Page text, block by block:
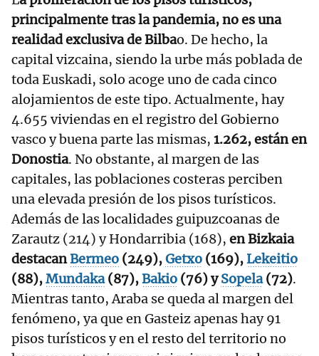
principalmente tras la pandemia, no es una
realidad exclusiva de Bilbao. De hecho, la
capital vizcaina, siendo la urbe más poblada de
toda Euskadi, solo acoge uno de cada cinco
alojamientos de este tipo. Actualmente, hay
4.655 viviendas en el registro del Gobierno
vasco y buena parte las mismas, 1.262, están en
Donostia. No obstante, al margen de las
capitales, las poblaciones costeras perciben
una elevada presión de los pisos turísticos.
Además de las localidades guipuzcoanas de
Zarautz (214) y Hondarribia (168), en Bizkaia
destacanBermeo (249),Getxo (169),Lekeitio
(88),Mundaka(87),Bakio (76) ySopela(72).
Mientras tanto, Araba se queda al margen del
fenómeno, ya que en Gasteiz apenas hay 91
pisos turísticos y en el resto del territorio no